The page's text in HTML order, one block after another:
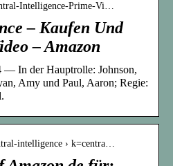
Intelligence-Prime-Vi…
– Kaufen Und
– Amazon
— In der Hauptrolle: Johnson,
Amy und Paul, Aaron; Regie:
intelligence › k=centra…